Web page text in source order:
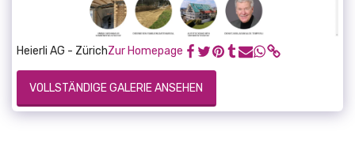
Heierli AG - ZürichZur Homepage
VOLLSTÄNDIGE GALERIE ANSEHEN